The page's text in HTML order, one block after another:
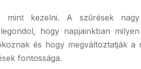
mint kezelni. A szűrések
hogy napjainkban
és hogy megváltoztatják a
fontossága.